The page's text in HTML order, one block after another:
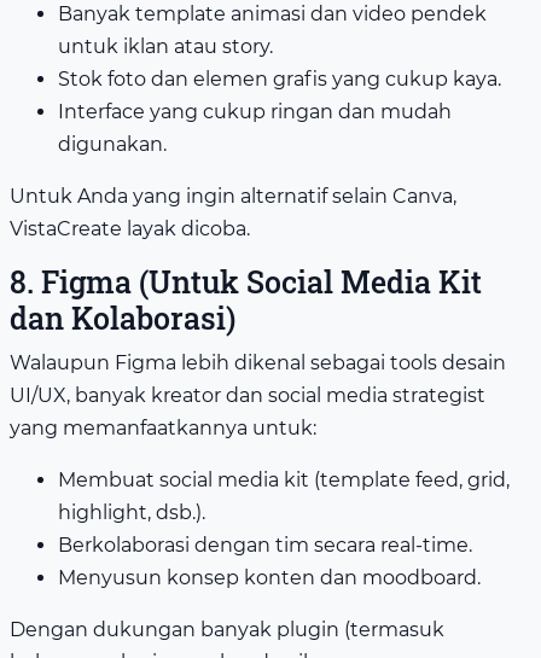
Banyak template animasi dan video pendek
untuk iklan atau story.
Stok foto dan elemen grafis yang cukup kaya.
Interface yang cukup ringan dan mudah
digunakan.
Untuk Anda yang ingin alternatif selain Canva,
VistaCreate layak dicoba.
8. Figma (Untuk Social Media Kit
dan Kolaborasi)
Walaupun Figma lebih dikenal sebagai tools desain
UI/UX, banyak kreator dan social media strategist
yang memanfaatkannya untuk:
Membuat social media kit (template feed, grid,
highlight, dsb.).
Berkolaborasi dengan tim secara real-time.
Menyusun konsep konten dan moodboard.
Dengan dukungan banyak plugin (termasuk